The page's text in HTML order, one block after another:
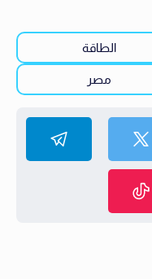
الطاقة
مصر